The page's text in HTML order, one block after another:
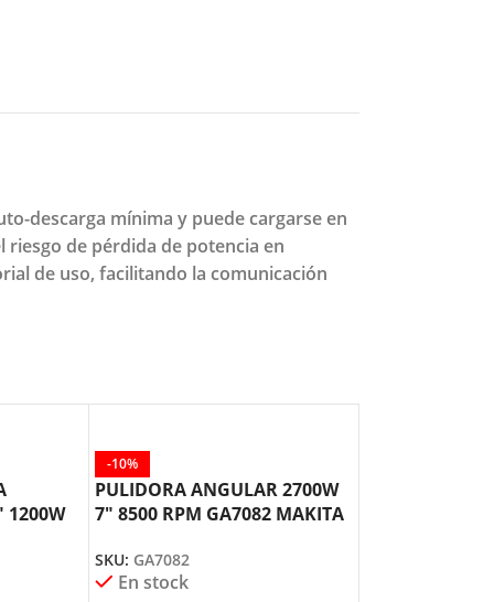
descarga mínima y puede cargarse en
de pérdida de potencia en
de uso, facilitando la comunicación
1200W
-10%
PULIDORA ANGULAR 2700W
7″ 8500 RPM GA7082 MAKITA
SKU: GA7082
En stock